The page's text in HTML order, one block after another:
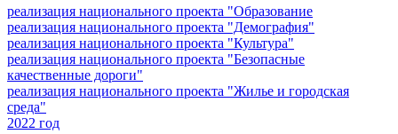
реализация национального проекта "Образование
реализация национального проекта "Демография"
реализация национального проекта "Культура"
реализация национального проекта "Безопасные
качественные дороги"
реализация национального проекта "Жилье и городская
среда"
2022 год